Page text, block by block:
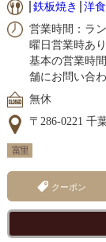
鉄板焼き 洋食
営業時間：ラ
曜日営業時あ
基本の営業時
舗にお問い合
無休
〒286-0221 千
富里
クーポン